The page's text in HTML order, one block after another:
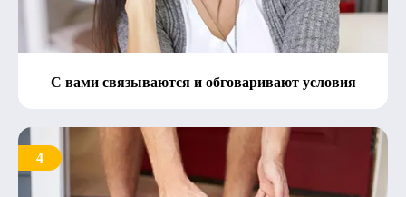
С вами связываются и обговаривают условия
4